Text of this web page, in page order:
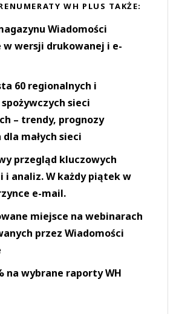
WH PLUS TAKŻE:
Wiadomości
w wersji drukowanej i e-
60 regionalnych i
sieci
– trendy, prognozy
małych sieci
przegląd kluczowych
i analiz. W każdy piątek w
e-mail.
miejsce na webinarach
przez Wiadomości
na wybrane raporty WH